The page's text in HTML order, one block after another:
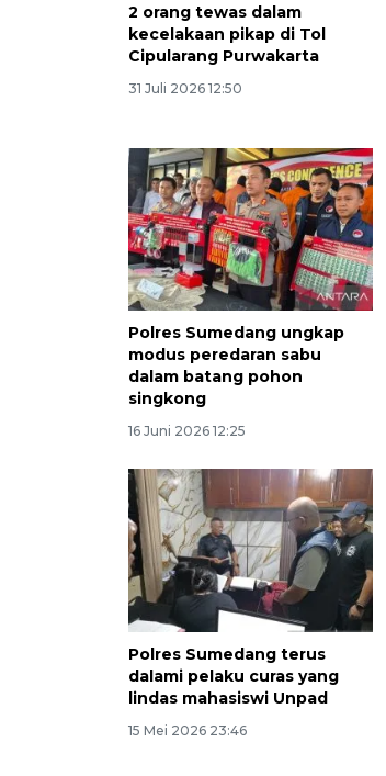
2 orang tewas dalam
kecelakaan pikap di Tol
Cipularang Purwakarta
31 Juli 2026 12:50
Polres Sumedang ungkap
modus peredaran sabu
dalam batang pohon
singkong
16 Juni 2026 12:25
Polres Sumedang terus
dalami pelaku curas yang
lindas mahasiswi Unpad
15 Mei 2026 23:46